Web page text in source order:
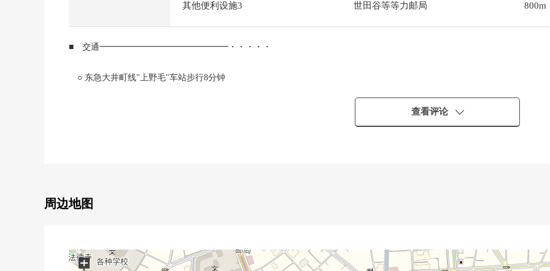
其他便利设施3 世田谷等等力邮局 800m
■ 交通━━━━━━━━━━━━━━━・・・・・
○ 东急大井町线"上野毛"车站步行8分钟
○ 房型：1LDK+2S
○ 容积率：100%
查看评论
周边地图
+